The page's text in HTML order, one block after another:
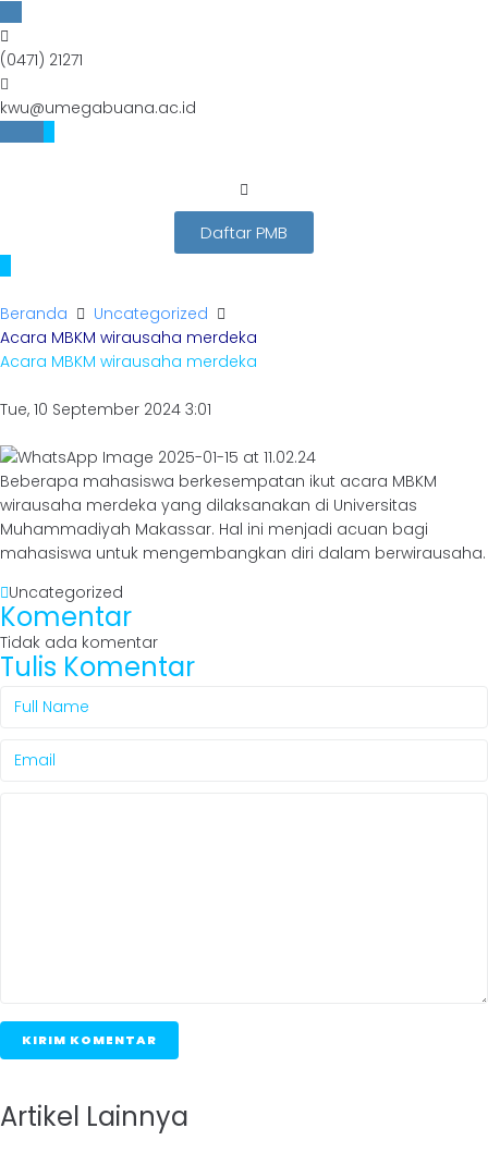
(0471) 21271
kwu@umegabuana.ac.id
Daftar PMB
Beranda
Uncategorized
Acara MBKM wirausaha merdeka
Acara MBKM wirausaha merdeka
Tue, 10 September 2024 3:01
Beberapa mahasiswa berkesempatan ikut acara MBKM
wirausaha merdeka yang dilaksanakan di Universitas
Muhammadiyah Makassar. Hal ini menjadi acuan bagi
mahasiswa untuk mengembangkan diri dalam berwirausaha.
Uncategorized
Komentar
Tidak ada komentar
Tulis Komentar
KIRIM KOMENTAR
Artikel Lainnya